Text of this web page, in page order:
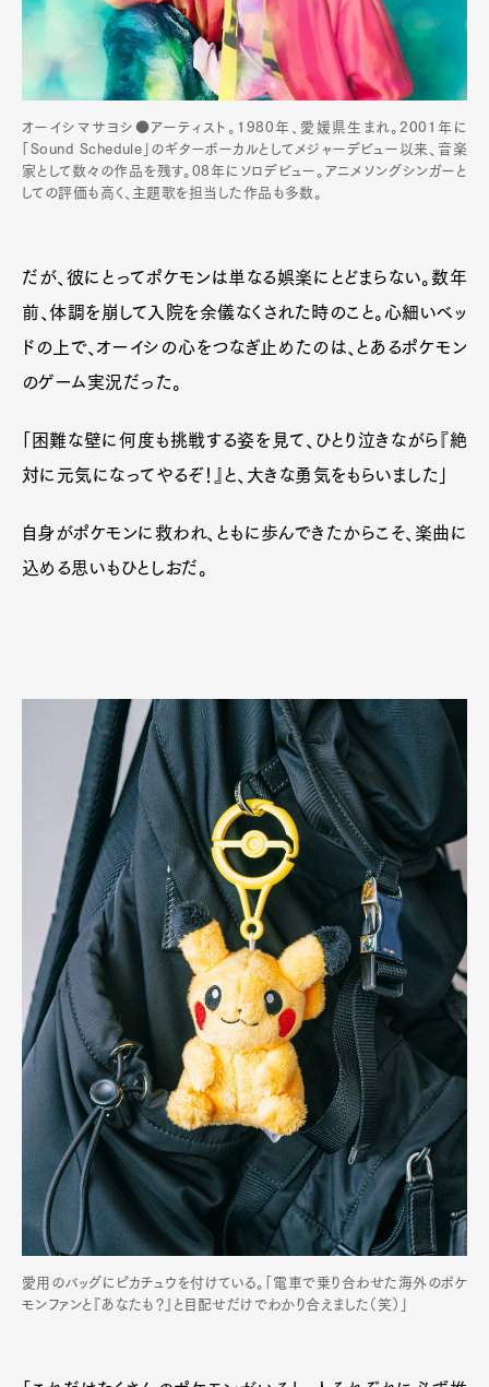
オーイシマサヨシ●アーティスト。1980年、愛媛県生まれ。2001年に
「Sound Schedule」のギターボーカルとしてメジャーデビュー以来、音楽
家として数々の作品を残す。08年にソロデビュー。アニメソングシンガーと
しての評価も高く、主題歌を担当した作品も多数。
だが、彼にとってポケモンは単なる娯楽にとどまらない。数年
前、体調を崩して入院を余儀なくされた時のこと。心細いベッ
ドの上で、オーイシの心をつなぎ止めたのは、とあるポケモン
のゲーム実況だった。
「困難な壁に何度も挑戦する姿を見て、ひとり泣きながら『絶
対に元気になってやるぞ！』と、大きな勇気をもらいました」
自身がポケモンに救われ、ともに歩んできたからこそ、楽曲に
込める思いもひとしおだ。
愛用のバッグにピカチュウを付けている。「電車で乗り合わせた海外のポケ
モンファンと『あなたも？』と目配せだけでわかり合えました（笑）」